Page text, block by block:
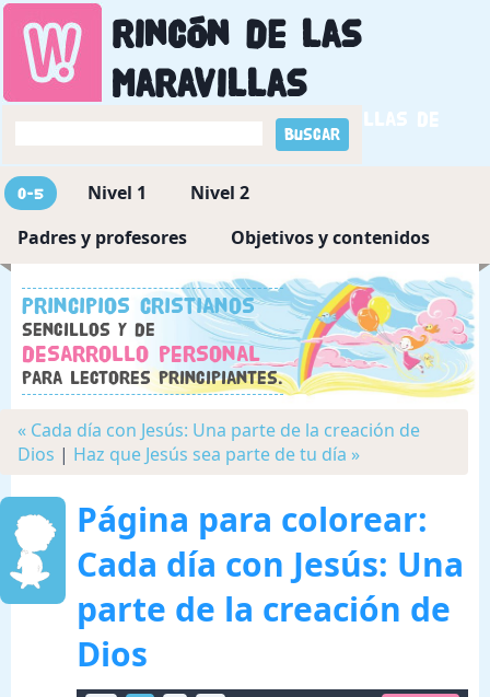
Rincón de las
maravillas
Descubriendo las maravillas de
0-5 Nivel 1
Nivel 2
Padres y profesores
Objetivos y contenidos
Principios cristianos
sencillos y de
desarrollo personal
para lectores principiantes.
« Cada día con Jesús: Una parte de la creación de
Dios | Haz que Jesús sea parte de tu día »
Página para colorear:
Cada día con Jesús: Una
parte de la creación de
Dios